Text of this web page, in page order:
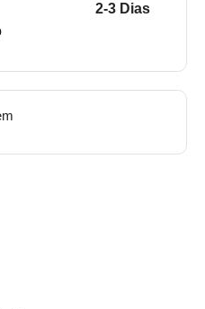
2-3 Dias